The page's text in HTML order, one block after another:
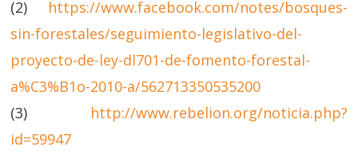
(2)
https://www.facebook.com/notes/bosques-
sin-forestales/seguimiento-legislativo-del-
proyecto-de-ley-dl701-de-fomento-forestal-
a%C3%B1o-2010-a/562713350535200
(3)
http://www.rebelion.org/noticia.php?
id=59947